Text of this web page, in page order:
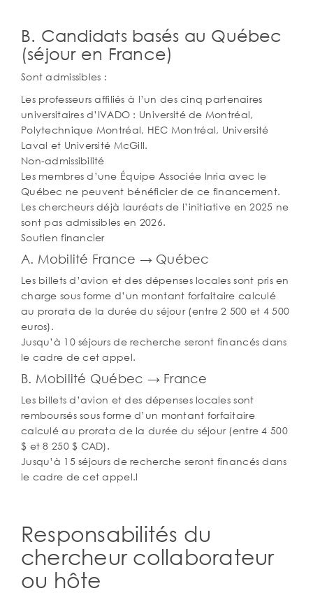
B. Candidats basés au Québec
(séjour en France)
Sont admissibles :
Les professeurs affiliés à l’un des cinq partenaires
universitaires d’IVADO : Université de Montréal,
Polytechnique Montréal, HEC Montréal, Université
Laval et Université McGill.
Non-admissibilité
Les membres d’une Équipe Associée Inria avec le
Québec ne peuvent bénéficier de ce financement.
Les chercheurs déjà lauréats de l’initiative en 2025 ne
sont pas admissibles en 2026.
Soutien financier
A. Mobilité France → Québec
Les billets d’avion et des dépenses locales sont pris en
charge sous forme d’un montant forfaitaire calculé
au prorata de la durée du séjour (entre 2 500 et 4 500
euros).
Jusqu’à 10 séjours de recherche seront financés dans
le cadre de cet appel.
B. Mobilité Québec → France
Les billets d’avion et des dépenses locales sont
remboursés sous forme d’un montant forfaitaire
calculé au prorata de la durée du séjour (entre 4 500
$ et 8 250 $ CAD).
Jusqu’à 15 séjours de recherche seront financés dans
le cadre de cet appel.l
Responsabilités du
chercheur collaborateur
ou hôte